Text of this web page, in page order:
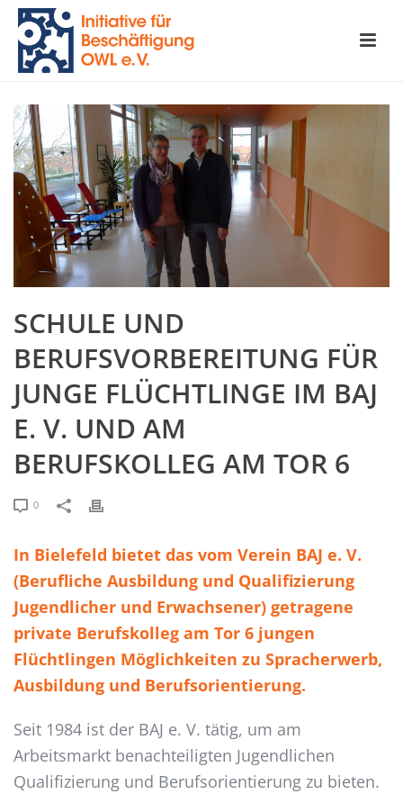
SCHULE UND
BERUFSVORBEREITUNG FÜR
JUNGE FLÜCHTLINGE IM BAJ
E. V. UND AM
BERUFSKOLLEG AM TOR 6
0
In Bielefeld bietet das vom Verein BAJ e. V.
(Berufliche Ausbildung und Qualifizierung
Jugendlicher und Erwachsener) getragene
private Berufskolleg am Tor 6 jungen
Flüchtlingen Möglichkeiten zu Spracherwerb,
Ausbildung und Berufsorientierung.
Seit 1984 ist der BAJ e. V. tätig, um am
Arbeitsmarkt benachteiligten Jugendlichen
Qualifizierung und Berufsorientierung zu bieten.